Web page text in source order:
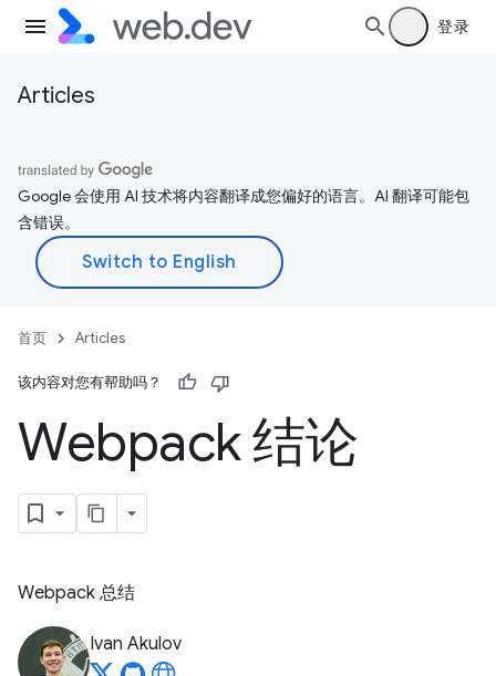
登录
Articles
Google 会使用 AI 技术将内容翻译成您偏好的语言。AI 翻译可能包
含错误。
首页 Articles
该内容对您有帮助吗？
Webpack 结论
Webpack 总结
Ivan Akulov